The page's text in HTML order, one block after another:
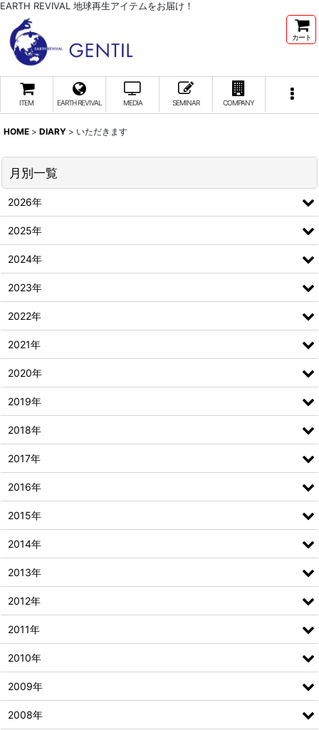
EARTH REVIVAL 地球再生アイテムをお届け！
カート
ITEM EARTH REVIVAL MEDIA SEMINAR COMPANY
HOME > DIARY > いただきます
月別一覧
2026年
2025年
2024年
2023年
2022年
2021年
2020年
2019年
2018年
2017年
2016年
2015年
2014年
2013年
2012年
2011年
2010年
2009年
2008年